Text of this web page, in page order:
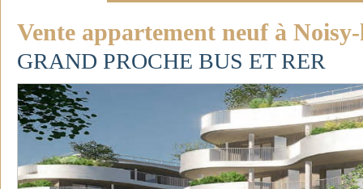
Vente appartement neuf à
GRAND PROCHE BUS ET RER